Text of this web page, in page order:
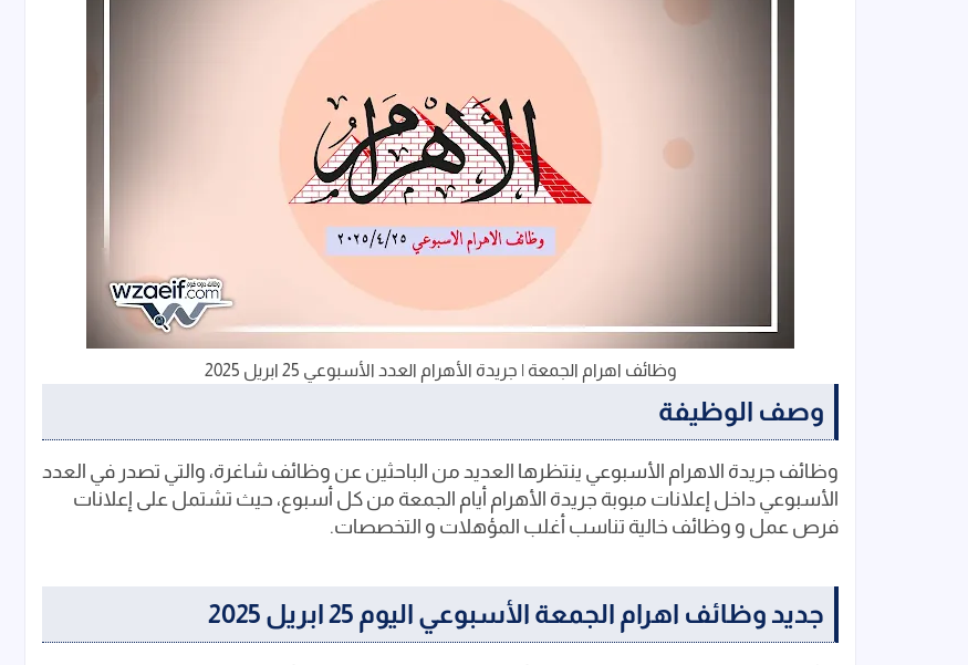
وظائف اهرام الجمعة | جريدة الأهرام العدد الأسبوعي 25 ابريل 2025
وصف الوظيفة
وظائف جريدة الاهرام الأسبوعي ينتظرها العديد من الباحثين عن وظائف شاغرة، والتي تصدر في العدد
الأسبوعي داخل إعلانات مبوبة جريدة الأهرام أيام الجمعة من كل أسبوع، حيث تشتمل على إعلانات
فرص عمل و وظائف خالية تناسب أغلب المؤهلات و التخصصات.
جديد وظائف اهرام الجمعة الأسبوعي اليوم 25 ابريل 2025